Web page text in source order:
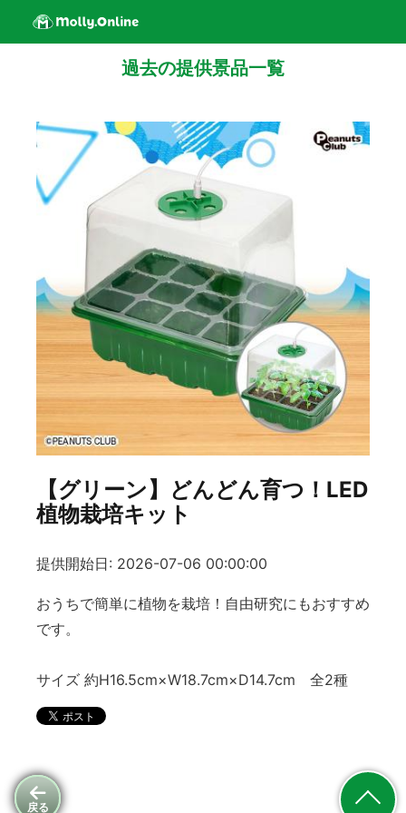
戻る
過去の提供景品一覧
【グリーン】どんどん育つ！LED
植物栽培キット
提供開始日: 2026-07-06 00:00:00
おうちで簡単に植物を栽培！自由研究にもおすすめ
です。
サイズ 約H16.5cm×W18.7cm×D14.7cm 全2種